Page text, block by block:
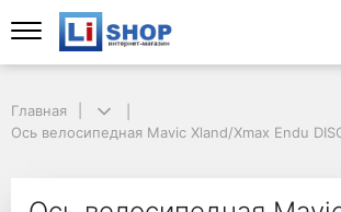
Главная
Ось велосипедная Mavic Xland/Xmax Endu